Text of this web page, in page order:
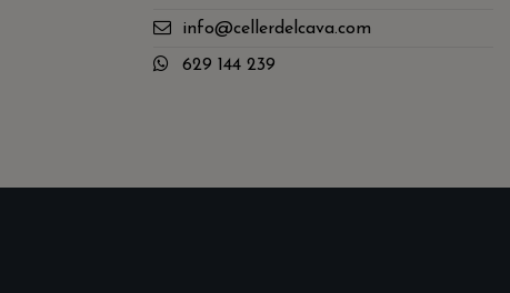
info@cellerdelcava.com
629 144 239